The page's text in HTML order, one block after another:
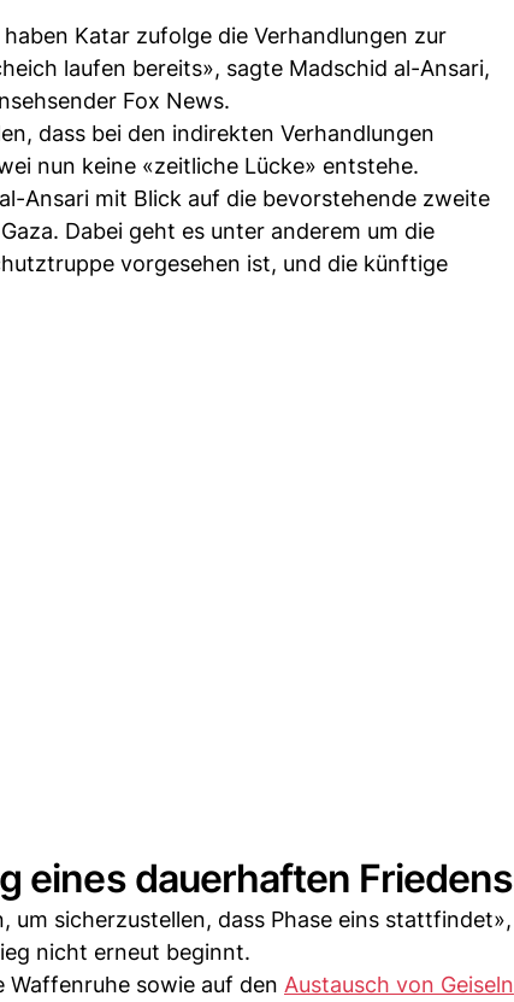
Katar zufolge die Verhandlungen zur
laufen bereits», sagte Madschid al-Ansari,
Fox News.
dass bei den indirekten Verhandlungen
nun keine «zeitliche Lücke» entstehe.
Ansari mit Blick auf die bevorstehende zweite
Dabei geht es unter anderem um die
vorgesehen ist, und die künftige
eines dauerhaften Friedens
um sicherzustellen, dass Phase eins stattfindet»,
nicht erneut beginnt.
Waffenruhe sowie auf den Austausch von Geiseln